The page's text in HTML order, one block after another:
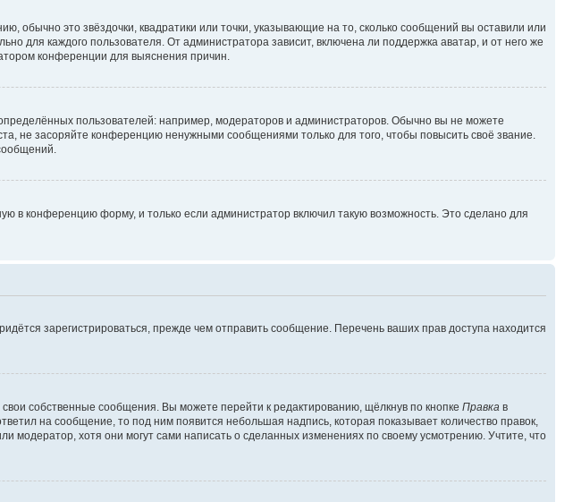
обычно это звёздочки, квадратики или точки, указывающие на то, сколько сообщений вы оставили или
для каждого пользователя. От администратора зависит, включена ли поддержка аватар, и от него же
конференции для выяснения причин.
пользователей: например, модераторов и администраторов. Обычно вы не можете
не засоряйте конференцию ненужными сообщениями только для того, чтобы повысить своё звание.
в конференцию форму, и только если администратор включил такую возможность. Это сделано для
зарегистрироваться, прежде чем отправить сообщение. Перечень ваших прав доступа находится
собственные сообщения. Вы можете перейти к редактированию, щёлкнув по кнопке Правка в
на сообщение, то под ним появится небольшая надпись, которая показывает количество правок,
модератор, хотя они могут сами написать о сделанных изменениях по своему усмотрению. Учтите, что